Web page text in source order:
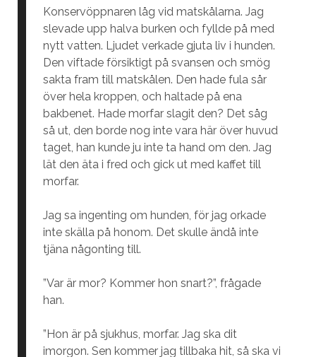
Konservöppnaren låg vid matskålarna. Jag
slevade upp halva burken och fyllde på med
nytt vatten. Ljudet verkade gjuta liv i hunden.
Den viftade försiktigt på svansen och smög
sakta fram till matskålen. Den hade fula sår
över hela kroppen, och haltade på ena
bakbenet. Hade morfar slagit den? Det såg
så ut, den borde nog inte vara här över huvud
taget, han kunde ju inte ta hand om den. Jag
lät den äta i fred och gick ut med kaffet till
morfar.
Jag sa ingenting om hunden, för jag orkade
inte skälla på honom. Det skulle ändå inte
tjäna någonting till.
”Var är mor? Kommer hon snart?”, frågade
han.
”Hon är på sjukhus, morfar. Jag ska dit
imorgon. Sen kommer jag tillbaka hit, så ska vi